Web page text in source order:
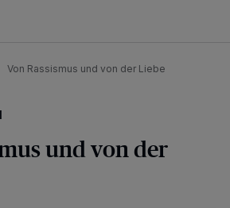
Von Rassismus und von der Liebe
und von der